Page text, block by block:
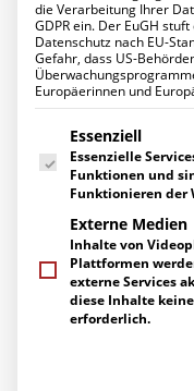
Ihr Projekt mit
UNTERNEHMEN
Über uns
Management
Ihre
Engagement
Zertifizierungen
Herstellerpartner
Referenzen
KARRIERE
Stellenangebote
Ausbildung
AKTUELLES
News
Events
Pressemitteilungen
die Verarbeitung Ihrer
GDPR ein. Der EuGH
Datenschutz nach EU-
Gefahr, dass US-
Europäerinnen und
Es folgt eine Liste der
Essenziell
Essenzielle
Funktionen und
Funktionieren der
Externe Medien
Inhalte von
Plattformen
externe Services
diese Inhalte
erforderlich.